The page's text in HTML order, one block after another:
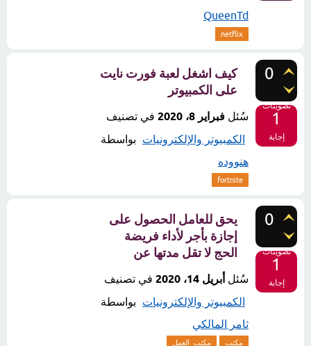
QueenTd
netflix
0
تصويتات
1
إجابة
كيف اشغل لعبة فورت نايت
على الكمبيوتر
سُئل فبراير 8، 2020
في تصنيف
الكمبيوتر والإلكترونيات
بواسطة
هنووده
fortnite
0
تصويتات
1
إجابة
يحق للعامل الحصول على
إجازة بأجر لأداء فريضة
الحج لا تقل مدتها عن
سُئل أبريل 14، 2020
في تصنيف
الكمبيوتر والإلكترونيات
بواسطة
ثامر المالكي
مكتب مكتب_العمل